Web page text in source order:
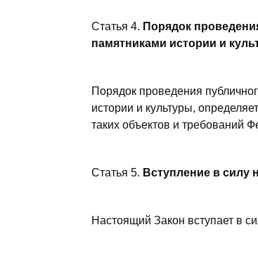
Статья 4. Порядок
памятниками истории и
Порядок проведения
истории и культуры,
таких объектов и требований
Статья 5. Вступление в силу
Настоящий Закон вступает в